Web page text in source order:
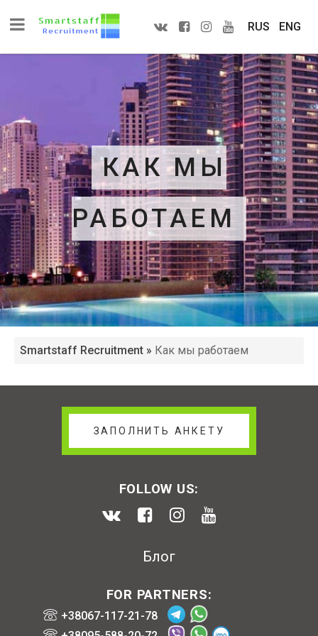
RUS ENG
КАК МЫ
РАБОТАЕМ
Smartstaff Recruitment » Как мы работаем
ЗАПОЛНИТЬ АНКЕТУ
FOLLOW US:
Блог
FOR PARTNERS:
+38067-117-21-78